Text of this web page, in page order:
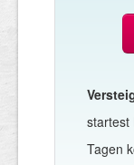
startest
Tagen